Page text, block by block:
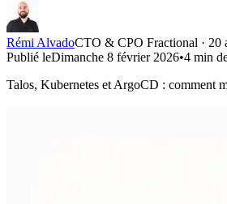
Rémi AlvadoCTO & CPO Fractional · 20
Publié leDimanche 8 février 2026•4 min
Talos, Kubernetes et ArgoCD : comment